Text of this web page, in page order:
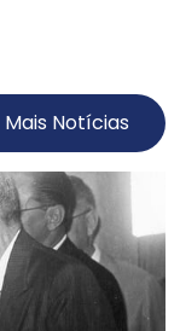
Mais Notícias